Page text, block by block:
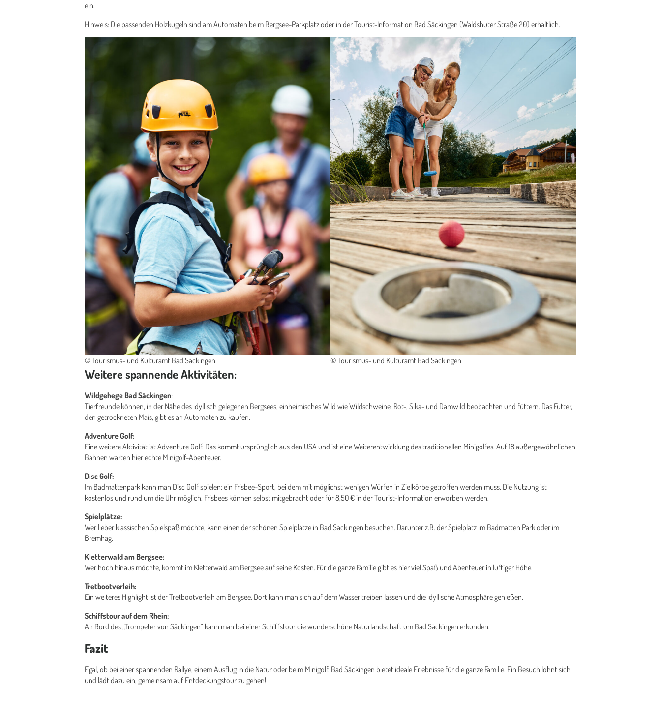
ein.
Hinweis: Die passenden Holzkugeln sind am Automaten beim Bergsee-Parkplatz oder in der Tourist-Information Bad Säckingen (Waldshuter Straße 20) erhältlich.
© Tourismus- und Kulturamt Bad Säckingen © Tourismus- und Kulturamt Bad Säckingen
Weitere spannende Aktivitäten:
Wildgehege Bad Säckingen:
Tierfreunde können, in der Nähe des idyllisch gelegenen Bergsees, einheimisches Wild wie Wildschweine, Rot-, Sika- und Damwild beobachten und füttern. Das Futter,
den getrockneten Mais, gibt es an Automaten zu kaufen.
Adventure Golf:
Eine weitere Aktivität ist Adventure Golf. Das kommt ursprünglich aus den USA und ist eine Weiterentwicklung des traditionellen Minigolfes. Auf 18 außergewöhnlichen
Bahnen warten hier echte Minigolf-Abenteuer.
Disc Golf:
Im Badmattenpark kann man Disc Golf spielen: ein Frisbee-Sport, bei dem mit möglichst wenigen Würfen in Zielkörbe getroffen werden muss. Die Nutzung ist
kostenlos und rund um die Uhr möglich. Frisbees können selbst mitgebracht oder für 8,50 € in der Tourist-Information erworben werden.
Spielplätze:
Wer lieber klassischen Spielspaß möchte, kann einen der schönen Spielplätze in Bad Säckingen besuchen. Darunter z.B. der Spielplatz im Badmatten Park oder im
Bremhag.
Kletterwald am Bergsee:
Wer hoch hinaus möchte, kommt im Kletterwald am Bergsee auf seine Kosten. Für die ganze Familie gibt es hier viel Spaß und Abenteuer in luftiger Höhe.
Tretbootverleih:
Ein weiteres Highlight ist der Tretbootverleih am Bergsee. Dort kann man sich auf dem Wasser treiben lassen und die idyllische Atmosphäre genießen.
Schiffstour auf dem Rhein:
An Bord des „Trompeter von Säckingen“ kann man bei einer Schiffstour die wunderschöne Naturlandschaft um Bad Säckingen erkunden.
Fazit
Egal, ob bei einer spannenden Rallye, einem Ausflug in die Natur oder beim Minigolf. Bad Säckingen bietet ideale Erlebnisse für die ganze Familie. Ein Besuch lohnt sich
und lädt dazu ein, gemeinsam auf Entdeckungstour zu gehen!